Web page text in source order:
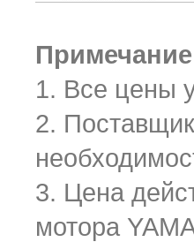
1. Все цены
2.
3. Цена
мотора